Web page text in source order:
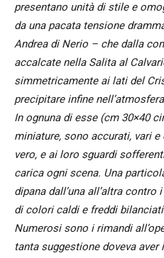
presentano unità di stile e
da una pacata tensione
Andrea di Nerio – che dalla
accalcate nella Salita al
simmetricamente ai lati del
precipitare infine
In ognuna di esse (cm 30×40
miniature, sono accurati, vari
vero, e ai loro sguardi
carica ogni scena. Una
dipana dall’una all’altra
di colori caldi e freddi
Numerosi sono i rimandi
tanta suggestione doveva